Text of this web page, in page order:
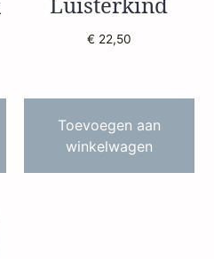
€ 22,50
Toevoegen aan
winkelwagen